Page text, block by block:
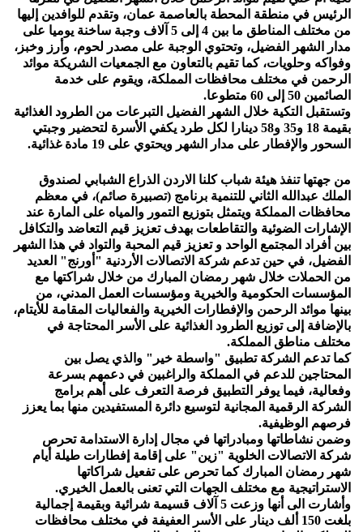
الرئيس في منطقة المحطة بالعاصمة عمان، وتقدم للوافدين إليها
من مختلف المناطق ما بين 4 إلى 5 آلاف وجبة ساخنة يوميا على
مدار الشهر الفضيل، وتحتوي الوجبة على مصدر لحوم، وأرز وخبز،
وفواكه وحلويات، كما تقيم بالتعاون مع الجمعيات الشريكة موائد
الرحمن في مختلف محافظات المملكة، ويقوم على خدمة
الصائمين 50 إلى 60 متطوعا.
وتستقبل التكية خلال الشهر الفضيل التبرعات من الطرود الغذائية
بقيمة 18 و35 و58 دينارا لكل طرد يكفي الأسرة لتحضير وجبتي
السحور والإفطار على مدار الشهر ويحتوي على 19 مادة غذائية.
من جهتها تنفذ هيئة شباب كلنا الاردن الذراع الشبابي لصندوق
الملك عبدالله الثاني للتنمية برنامج (تصبيرة صائم)، في معظم
محافظات المملكة ويتمثل بتوزيع التمور والمياه على المارة عند
الإشارات الضوئية والتقاطعات بهدف تعزيز قيم التعاضد والتكافل
بين أفراد المجتمع الواحد و تعزيز قيم المحبة والتواد في هذا الشهر
الفضيل، في حين تدعم شركة الاتصالات الأردنية "أورنج" العديد
من الحملات خلال شهر رمضان المبارك من خلال شراكتها مع
المؤسسات الحكومية والخيرية ومؤسسات العمل المدني، من
بينها موائد الرحمن والإفطارات الخيرية والفعاليات المقامة للأيتام،
بالإضافة إلى توزيع الطرود الغذائية على الأسر المحتاجة في
مختلف مناطق المملكة.
كما تدعم الشركة تطبيق "واسطة خير" والذي يصل بين
المحتاجين للدعم في المملكة والراغبين في دعمهم بسرعة
وفعالية، فيما يوفر التطبيق فرصة التعرف على أهم برامج
الشركة الرقمية المجانية لتوسيع دائرة المستفيدين منها بما يعزز
فرصهم الوظيفية.
وضمن نشاطاتها ومبادراتها في مجال إدارة الاستدامة تحرص
شركة الاتصالات الخلوية "زين" على إقامة إفطارات طيلة أيام
شهر رمضان المبارك كما تحرص على تفعيل شراكاتها
الاستراتيجية مع مختلف الجهات التي تعنى بالعمل الخيري.
وأشارت الى أنها وزعت 5 آلاف قسيمة شرائية وبقيمة إجمالية
بلغت 150 ألف دينار على الأسر العفيفة في مختلف محافظات